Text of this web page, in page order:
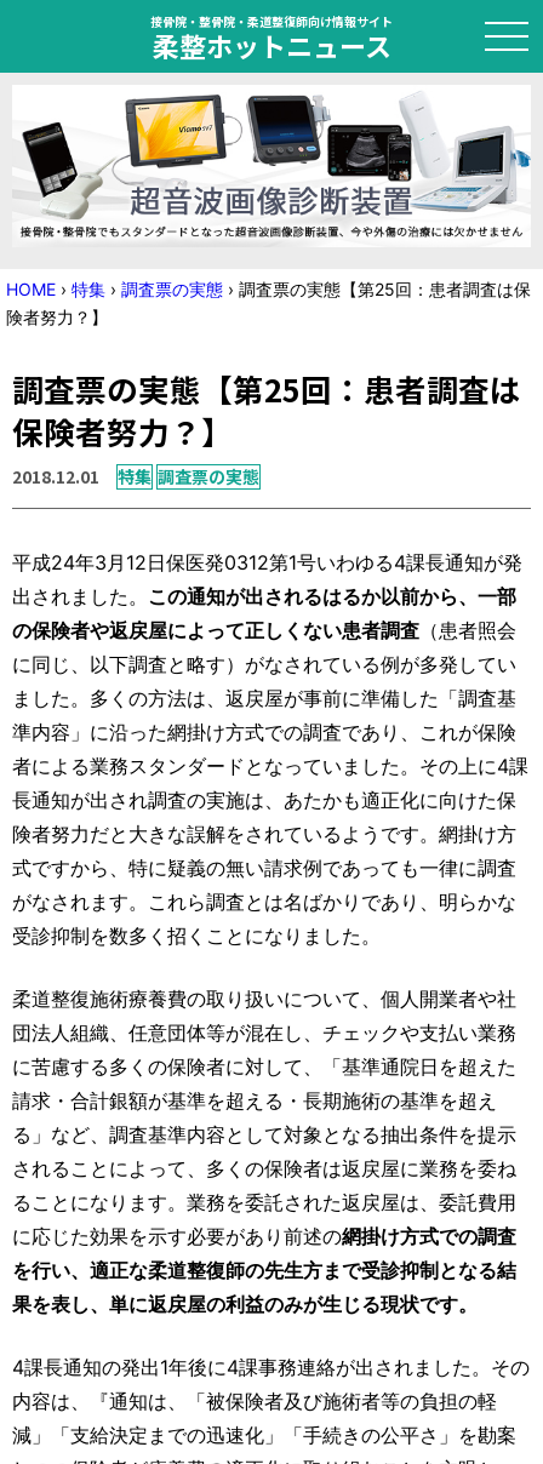
接骨院・整骨院・柔道整復師向け情報サイト
柔整ホットニュース
HOME
トピック
ニュース
国家試験対策
学会・セミナー情報
運営元 お問い合わせ
HOME › 特集 › 調査票の実態 › 調査票の実態【第25回：患者調査は保
険者努力？】
調査票の実態【第25回：患者調査は
保険者努力？】
2018.12.01 特集 調査票の実態
平成24年3月12日保医発0312第1号いわゆる4課長通知が発
出されました。 この通知が出されるはるか以前から、一部
の保険者や返戻屋によって正しくない患者調査 （患者照会
に同じ、以下調査と略す）がなされている例が多発してい
ました。多くの方法は、返戻屋が事前に準備した「調査基
準内容」に沿った網掛け方式での調査であり、これが保険
者による業務スタンダードとなっていました。その上に4課
長通知が出され調査の実施は、あたかも適正化に向けた保
険者努力だと大きな誤解をされているようです。網掛け方
式ですから、特に疑義の無い請求例であっても一律に調査
がなされます。これら調査とは名ばかりであり、明らかな
受診抑制を数多く招くことになりました。
柔道整復施術療養費の取り扱いについて、個人開業者や社
団法人組織、任意団体等が混在し、チェックや支払い業務
に苦慮する多くの保険者に対して、「基準通院日を超えた
請求・合計銀額が基準を超える・長期施術の基準を超え
る」など、調査基準内容として対象となる抽出条件を提示
されることによって、多くの保険者は返戻屋に業務を委ね
ることになります。業務を委託された返戻屋は、委託費用
に応じた効果を示す必要があり前述の網掛け方式での調査
を行い、適正な柔道整復師の先生方まで受診抑制となる結
果を表し、単に返戻屋の利益のみが生じる現状です。
4課長通知の発出1年後に4課事務連絡が出されました。その
内容は、『通知は、「被保険者及び施術者等の負担の軽
減」「支給決定までの迅速化」「手続きの公平さ」を勘案